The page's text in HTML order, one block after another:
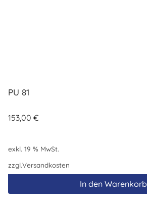
PU 81
153,00 €
exkl. 19 % MwSt.
zzgl.Versandkosten
In den Warenkorb